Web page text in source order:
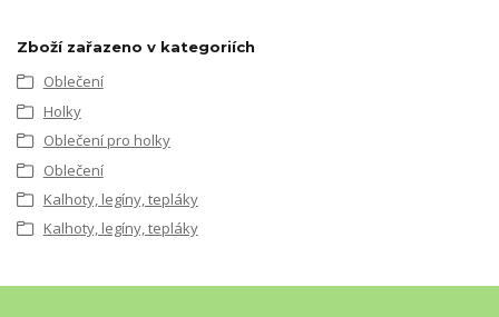
Zboží zařazeno v kategoriích
Oblečení
Holky
Oblečení pro holky
Oblečení
Kalhoty, legíny, tepláky
Kalhoty, legíny, tepláky